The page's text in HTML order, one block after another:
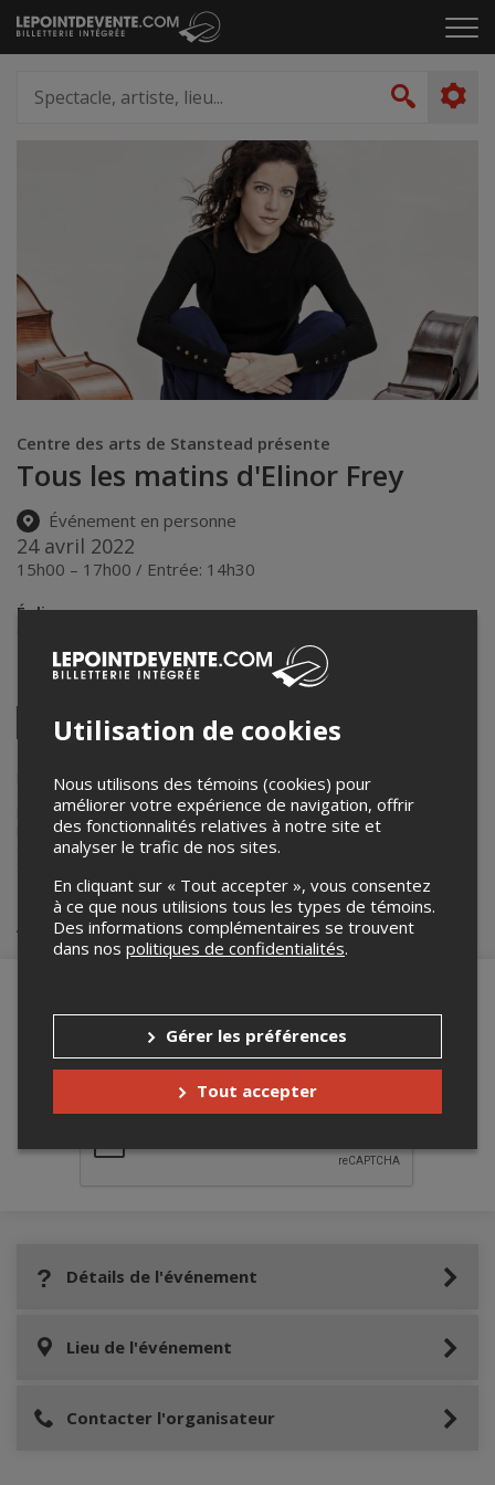
Passer
au
le
artiste,
lieu...
Centre des arts de Stanstead présente
Tous les matins d'Elinor Frey
Événement en personne
24 avril 2022
15h00 – 17h00 / Entrée: 14h30
Église neverwas
Partagez cet événement
Facebook LinkedinPinterestEnvoyer
Lepointdevente.com agit à titre de mandataire pourCentre des arts
de Stansteaddans le cadre de l’affichage en ligne et la vente de
billets pour ses événements.
Pour plus d’information à propos de cet événement, veuillez
contacter l’organisateur de l’événement,
Achat de billets
Merci de confirmer que vous n'êtes pas un
robot ci-bas.
Détails de l'événement
Lieu de l'événement
Contacter l'organisateur
Utilisation de cookies
Nous utilisons des témoins (cookies) pour
améliorer votre expérience de navigation, offrir
des fonctionnalités relatives à notre site et
analyser le trafic de nos sites.
En cliquant sur « Tout accepter », vous consentez
à ce que nous utilisions tous les types de témoins.
Des informations complémentaires se trouvent
dans nos politiques de confidentialités.
Gérer les préférences
Tout accepter